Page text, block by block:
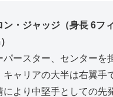
ン・ジャッジ（身長 6フ
パースター、センターを
キャリアの大半は右翼手
により中堅手としての先